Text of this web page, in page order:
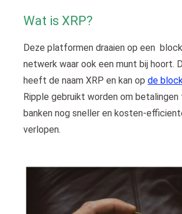
Wat is XRP?
Deze platformen draaien op een
netwerk waar ook een munt bij hoort.
heeft de naam XRP en kan op de
Ripple gebruikt worden om betalingen
banken nog sneller en kosten-
verlopen.
website-
van